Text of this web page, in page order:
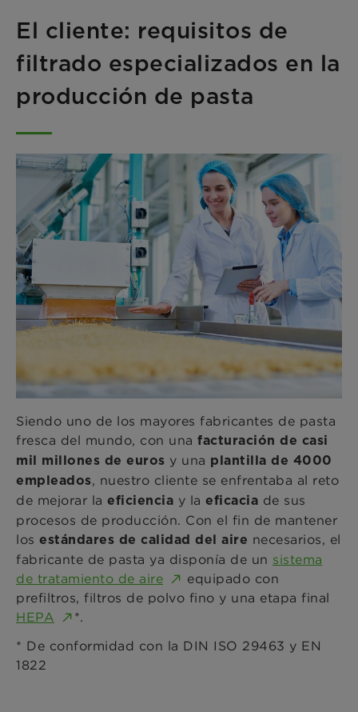
El cliente: requisitos de
filtrado especializados en la
producción de pasta
Siendo uno de los mayores fabricantes de pasta
fresca del mundo, con una facturación de casi
mil millones de euros y una plantilla de 4000
empleados, nuestro cliente se enfrentaba al reto
de mejorar la eficiencia y la eficacia de sus
procesos de producción. Con el fin de mantener
los estándares de calidad del aire necesarios, el
fabricante de pasta ya disponía de un sistema
de tratamiento de aire
equipado con
prefiltros, filtros de polvo fino y una etapa final
HEPA
*.
* De conformidad con la DIN ISO 29463 y EN
1822